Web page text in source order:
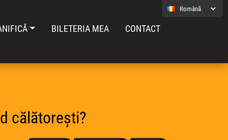
BILETERIA MEA CONTACT
călătorești?